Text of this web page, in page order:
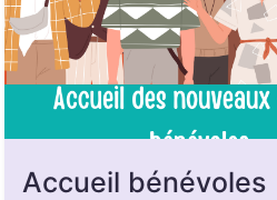
Accueil bénévoles